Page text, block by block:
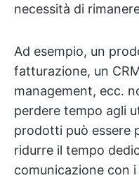
necessità di
Ad esempio, un
fatturazione, un
management, ecc.
perdere tempo agli
prodotti può essere
ridurre il tempo
comunicazione con